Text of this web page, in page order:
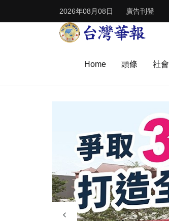
2026年08月08日 廣告刊登
Home 頭條 社會